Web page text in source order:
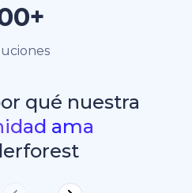
qué nuestra
ama